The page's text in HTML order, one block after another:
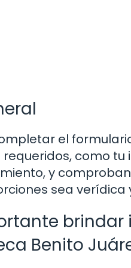
el
como
y
sea verídica
Benito